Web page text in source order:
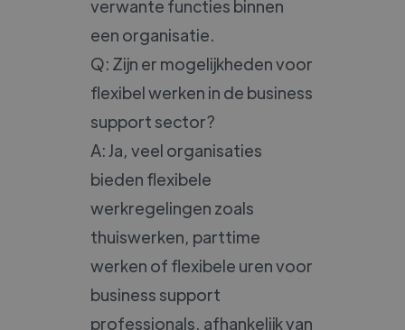
verwante functies binnen
een organisatie.
Q: Zijn er mogelijkheden voor
flexibel werken in de business
support sector?
A: Ja, veel organisaties
bieden flexibele
werkregelingen zoals
thuiswerken, parttime
werken of flexibele uren voor
business support
professionals, afhankelijk van